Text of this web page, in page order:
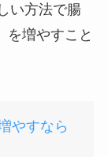
い方法で腸
を増やすこと
やすなら